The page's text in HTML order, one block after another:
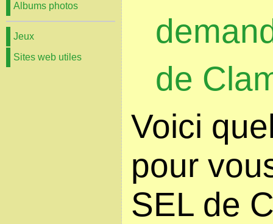
Albums photos
Jeux
Sites web utiles
de
Voici
pour
SEL de